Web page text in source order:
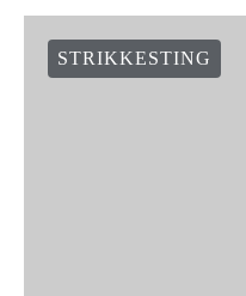
STRIKKESTING